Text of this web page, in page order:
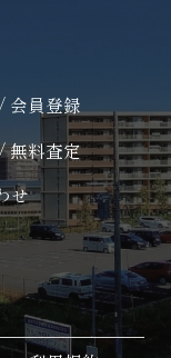
会員登録
無料査定
せ